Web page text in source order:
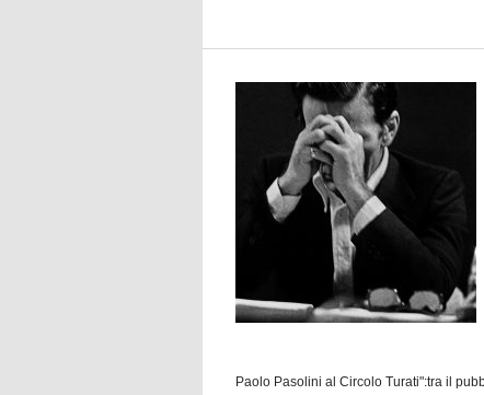
Paolo Pasolini al Circolo Turati":tra il